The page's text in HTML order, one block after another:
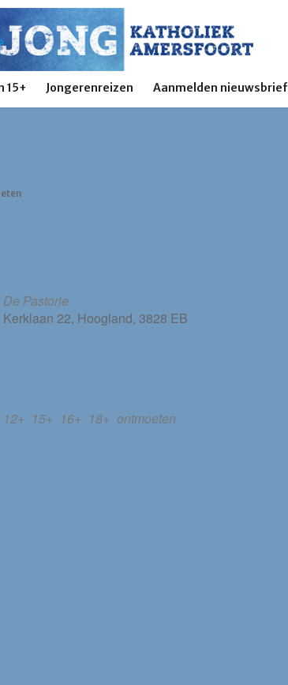
15+ Jongerenreizen Aanmelden nieuwsbrief
De Pastorie
Kerklaan 22, Hoogland, 3828 EB
12+ 15+ 16+ 18+ ontmoeten